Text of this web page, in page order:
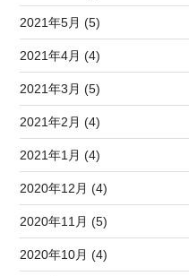
2021年5月 (5)
2021年4月 (4)
2021年3月 (5)
2021年2月 (4)
2021年1月 (4)
2020年12月 (4)
2020年11月 (5)
2020年10月 (4)